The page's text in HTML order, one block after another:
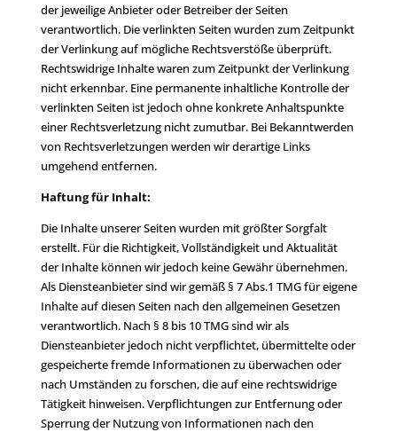
der jeweilige Anbieter oder Betreiber der Seiten
verantwortlich. Die verlinkten Seiten wurden zum Zeitpunkt
der Verlinkung auf mögliche Rechtsverstöße überprüft.
Rechtswidrige Inhalte waren zum Zeitpunkt der Verlinkung
nicht erkennbar. Eine permanente inhaltliche Kontrolle der
verlinkten Seiten ist jedoch ohne konkrete Anhaltspunkte
einer Rechtsverletzung nicht zumutbar. Bei Bekanntwerden
von Rechtsverletzungen werden wir derartige Links
umgehend entfernen.
Haftung für Inhalt:
Die Inhalte unserer Seiten wurden mit größter Sorgfalt
erstellt. Für die Richtigkeit, Vollständigkeit und Aktualität
der Inhalte können wir jedoch keine Gewähr übernehmen.
Als Diensteanbieter sind wir gemäß § 7 Abs.1 TMG für eigene
Inhalte auf diesen Seiten nach den allgemeinen Gesetzen
verantwortlich. Nach § 8 bis 10 TMG sind wir als
Diensteanbieter jedoch nicht verpflichtet, übermittelte oder
gespeicherte fremde Informationen zu überwachen oder
nach Umständen zu forschen, die auf eine rechtswidrige
Tätigkeit hinweisen. Verpflichtungen zur Entfernung oder
Sperrung der Nutzung von Informationen nach den